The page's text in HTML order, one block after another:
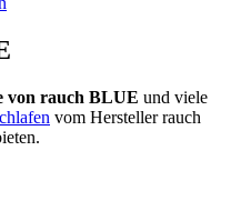
von rauch BLUE und viele
vom Hersteller rauch